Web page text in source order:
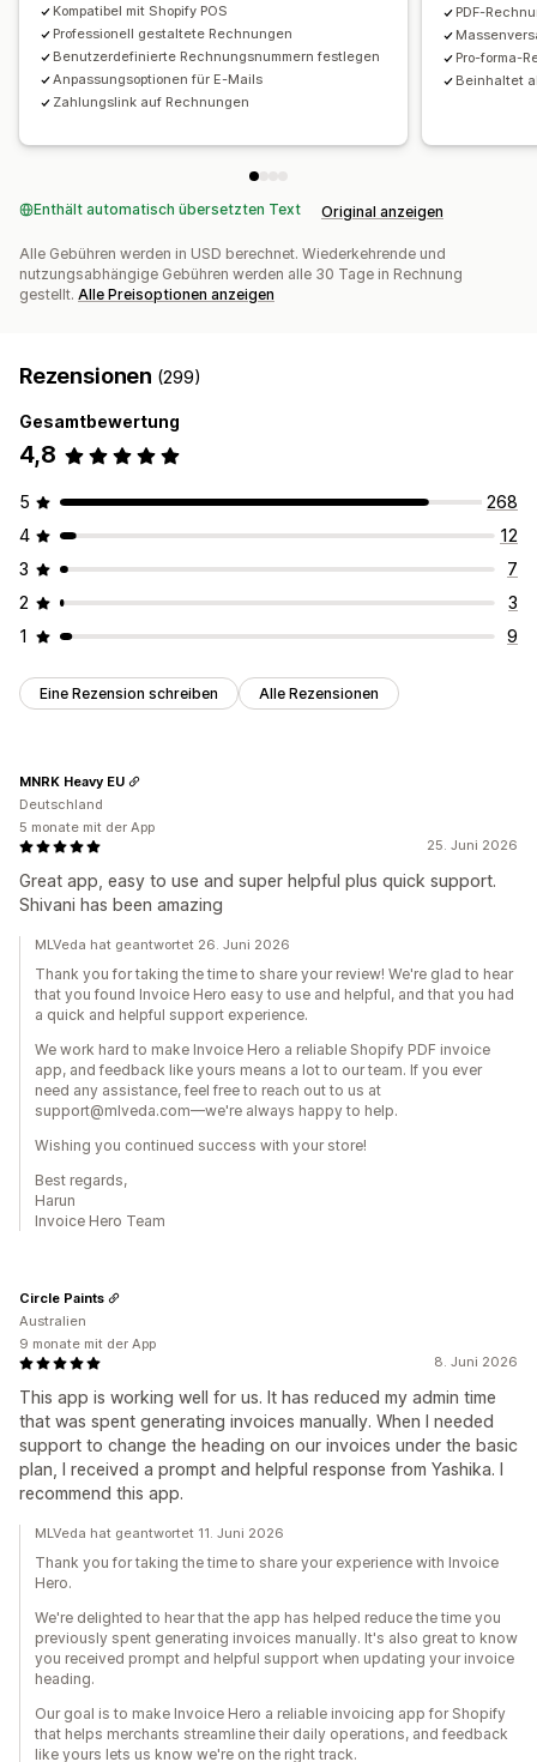
Kompatibel mit Shopify POS
Professionell gestaltete Rechnungen
Benutzerdefinierte Rechnungsnummern festlegen
Anpassungsoptionen für E-Mails
Zahlungslink auf Rechnungen
PDF-
Pro-forma-
Beinhaltet
Enthält automatisch übersetzten Text Original anzeigen
Alle Gebühren werden in USD berechnet. Wiederkehrende und
nutzungsabhängige Gebühren werden alle 30 Tage in Rechnung
gestellt. Alle Preisoptionen anzeigen
Rezensionen (299)
Gesamtbewertung
4,8
5
268
4
12
3
7
2
3
1
9
Eine Rezension schreiben Alle Rezensionen
25. Juni 2026
Great app, easy to use and super helpful plus quick support.
Shivani has been amazing
MNRK Heavy EU
Deutschland
5 monate mit der App
MLVeda hat geantwortet 26. Juni 2026
Thank you for taking the time to share your review! We're glad to hear
that you found Invoice Hero easy to use and helpful, and that you had
a quick and helpful support experience.
We work hard to make Invoice Hero a reliable Shopify PDF invoice
app, and feedback like yours means a lot to our team. If you ever
need any assistance, feel free to reach out to us at
support@mlveda.com—we're always happy to help.
Wishing you continued success with your store!
Best regards,
Harun
Invoice Hero Team
8. Juni 2026
This app is working well for us. It has reduced my admin time
that was spent generating invoices manually. When I needed
support to change the heading on our invoices under the basic
plan, I received a prompt and helpful response from Yashika. I
recommend this app.
Circle Paints
Australien
9 monate mit der App
MLVeda hat geantwortet 11. Juni 2026
Thank you for taking the time to share your experience with Invoice
Hero.
We're delighted to hear that the app has helped reduce the time you
previously spent generating invoices manually. It's also great to know
you received prompt and helpful support when updating your invoice
heading.
Our goal is to make Invoice Hero a reliable invoicing app for Shopify
that helps merchants streamline their daily operations, and feedback
like yours lets us know we're on the right track.